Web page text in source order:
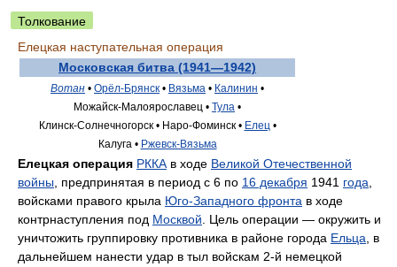
Толкование
Елецкая наступательная операция
Московская битва (1941—1942)
Вотан • Орёл-Брянск • Вязьма • Калинин •
Можайск-Малоярославец • Тула •
Клинск-Солнечногорск • Наро-Фоминск • Елец •
Калуга • Ржевск-Вязьма
Елецкая операция РККА в ходе Великой Отечественной
войны , предпринятая в период с 6 по 16 декабря 1941 года
войсками правого крыла Юго-Западного фронта в ходе
контрнаступления под Москвой . Цель операции — окружить и
уничтожить группировку противника в районе города Ельца , в
дальнейшем нанести удар в тыл войскам 2-й немецкой